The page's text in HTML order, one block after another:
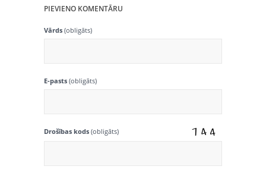
PIEVIENO KOMENTĀRU
Vārds (obligāts)
E-pasts (obligāts)
Drošības kods (obligāts)